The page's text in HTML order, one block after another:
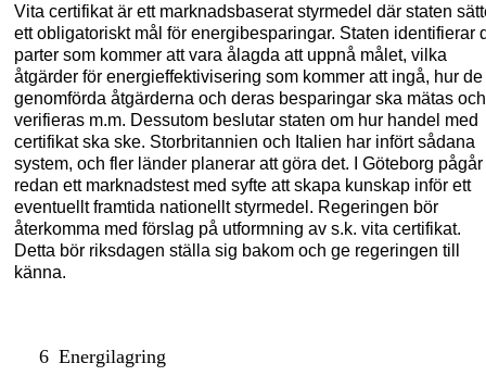
Vita certifikat är ettmarknadsbaseratstyrmedel där staten
ett obligatoriskt mål för energibesparingar. Staten identifierar
parter som kommer att vara ålagda att uppnå målet, vilka
åtgärder för energieffektivisering som kommer att ingå, hur de
genomförda åtgärderna och deras besparingar ska mätas och
verifieras m.m. Dessutom beslutar staten om hur handel med
certifikat ska ske. Storbritannien och Italien har infört sådana
system, och fler länder planerar attgöra det. I Göteborg pågår
redan ett marknadstest med syfte att skapa kunskap inför ett
eventuellt framtida nationellt styrmedel. Regeringen bör
återkomma med förslag på utformning av s.k. vita certifikat.
Detta bör riksdagen ställa sig bakom och ge regeringen till
känna.
6 Energilagring